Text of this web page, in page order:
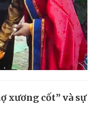
xương cốt” và sự